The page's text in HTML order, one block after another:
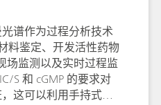
们开发了一种基于表
的方法，使用手持式
仑片剂中的低剂量
阿普唑仑片剂中没有观
则该片剂被怀疑为假
能力，可以快速验证
谱作为过程分析技术
料鉴定、开发活性药物
场监测以及实时过程监
S 和 cGMP 的要求对
这可以利用手持式拉